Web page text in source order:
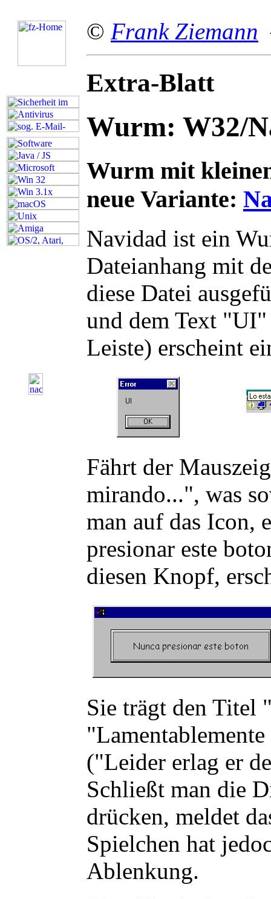
© Frank Ziemann
Extra-Blatt
Wurm: W32/
Wurm mit
neue Variante:
Navidad ist ein
Dateianhang mit
diese Datei
und dem Text
Leiste) erscheint
Fährt der
mirando...", was
man auf das Icon,
presionar este
diesen Knopf,
Sie trägt den Titel
("Leider erlag er
Schließt man die
drücken, meldet
Spielchen hat
Ablenkung.